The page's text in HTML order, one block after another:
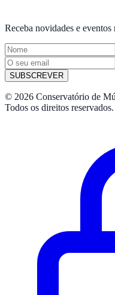
Receba novidades e
SUBSCREVER
© 2026 Conservatório de
Todos os direitos reservados.